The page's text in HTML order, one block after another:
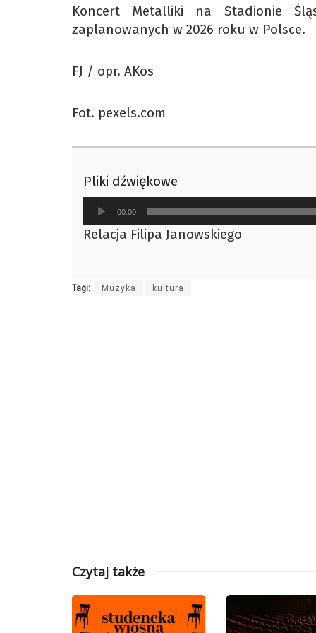
Koncert Metalliki na Stadionie
zaplanowanych w 2026 roku w Polsce.
FJ / opr. AKos
Fot. pexels.com
Pliki dźwiękowe
Odtwarzacz
plików
dźwiękowych
00:00
Relacja Filipa Janowskiego
Tagi: Muzyka kultura
Czytaj także